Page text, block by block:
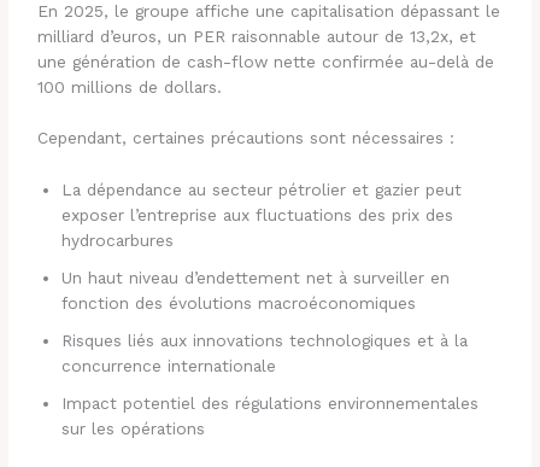
En 2025, le groupe affiche une capitalisation dépassant le
milliard d’euros, un PER raisonnable autour de 13,2x, et
une génération de cash-flow nette confirmée au-delà de
100 millions de dollars.
Cependant, certaines précautions sont nécessaires :
La dépendance au secteur pétrolier et gazier peut
exposer l’entreprise aux fluctuations des prix des
hydrocarbures
Un haut niveau d’endettement net à surveiller en
fonction des évolutions macroéconomiques
Risques liés aux innovations technologiques et à la
concurrence internationale
Impact potentiel des régulations environnementales
sur les opérations